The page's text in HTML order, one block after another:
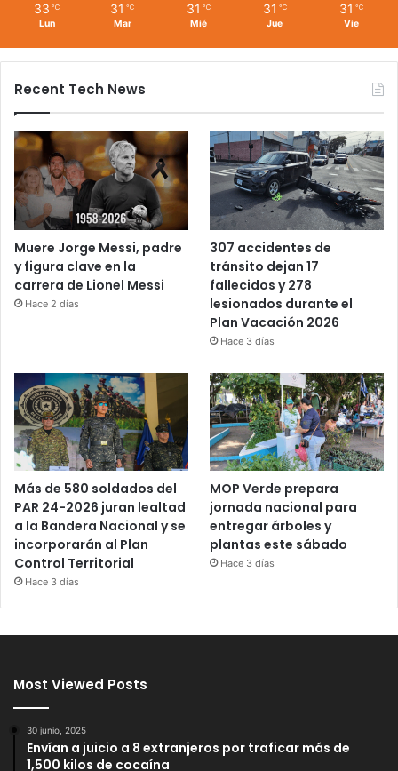
33 ℃
Lun
31 ℃
Mar
31 ℃
Mié
31 ℃
Jue
31 ℃
Vie
Recent Tech News
Muere Jorge Messi, padre
y figura clave en la
carrera de Lionel Messi
Hace 2 días
307 accidentes de
tránsito dejan 17
fallecidos y 278
lesionados durante el
Plan Vacación 2026
Hace 3 días
Más de 580 soldados del
PAR 24-2026 juran lealtad
a la Bandera Nacional y se
incorporarán al Plan
Control Territorial
Hace 3 días
MOP Verde prepara
jornada nacional para
entregar árboles y
plantas este sábado
Hace 3 días
Most Viewed Posts
30 junio, 2025
Envían a juicio a 8 extranjeros por traficar más de
1,500 kilos de cocaína